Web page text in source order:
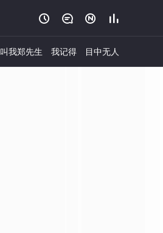
   
叫我郑先生 我记得 目中无人